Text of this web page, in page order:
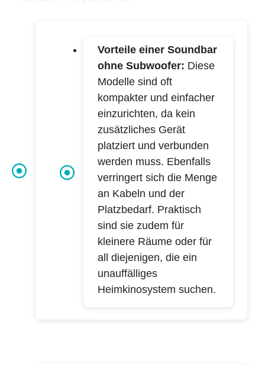
Vorteile einer Soundbar
ohne Subwoofer: Diese
Modelle sind oft
kompakter und einfacher
einzurichten, da kein
zusätzliches Gerät
platziert und verbunden
werden muss. Ebenfalls
verringert sich die Menge
an Kabeln und der
Platzbedarf. Praktisch
sind sie zudem für
kleinere Räume oder für
all diejenigen, die ein
unauffälliges
Heimkinosystem suchen.